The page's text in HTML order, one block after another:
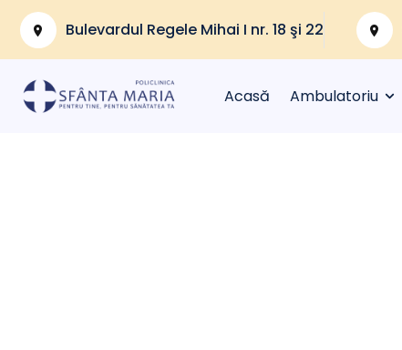
Bulevardul Regele Mihai I nr. 18 şi 22
Acasă Ambulatoriu